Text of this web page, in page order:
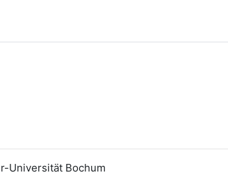
Universität Bochum